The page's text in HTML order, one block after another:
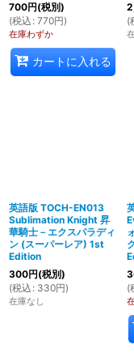
700円(税別)
(税込 : 770円)
在庫わずか
カートに入れる
(
英語版 TOCH-EN013
Sublimation Knight 昇
華騎士－エクスパラディ
ン (スーパーレア) 1st
Edition
300円(税別)
(税込 : 330円)
在庫なし
(